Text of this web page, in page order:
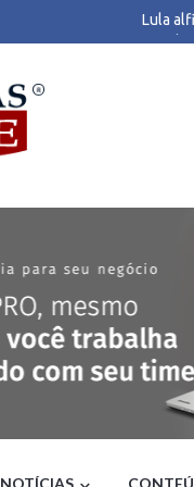
Lula
Brasil
PT
barrar
Com
Ouro
TEMPO
Brasil
'Se